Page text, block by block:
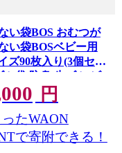
い袋BOS おむつが
い袋BOSベビー用
ズ90枚入り(3個セッ
ミ袋 防臭 生ゴミ ビ
赤ちゃん おむつ
防臭袋 臭わない ご
ット 小樽市 北海道
円
たWAON
で寄附できる！